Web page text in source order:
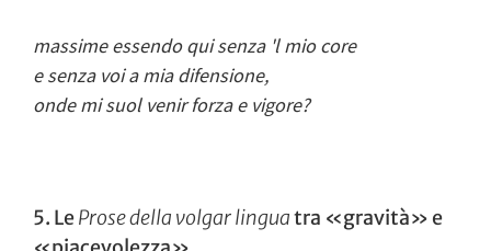
massime essendo qui senza 'l mio core
e senza voi a mia difensione,
onde mi suol venir forza e vigore?
5. LeProse della volgar linguatra «gravità» e